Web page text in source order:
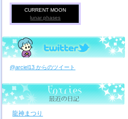
CURRENT MOON
lunar phases
@arciel13 からのツイート
龍神まつり